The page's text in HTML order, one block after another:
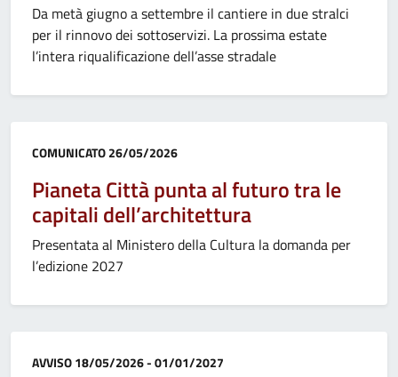
Da metà giugno a settembre il cantiere in due stralci
per il rinnovo dei sottoservizi. La prossima estate
l’intera riqualificazione dell’asse stradale
Categoria:
COMUNICATO26/05/2026
Pianeta Città punta al futuro tra le
capitali dell’architettura
Presentata al Ministero della Cultura la domanda per
l’edizione 2027
Categoria:
AVVISO18/05/2026 - 01/01/2027